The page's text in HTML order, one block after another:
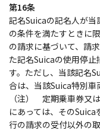
第16条
記名Suicaの記名人が
の条件を満たすときに
の請求に基づいて、請
た記名Suicaの使用停
す。ただし、当該記名
合は、当該Suica特別車
（注） 定期乗車券又
にあっては、その
行の請求の受付以外の